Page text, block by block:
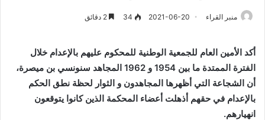
منبر القراء 2021-06-20
34
أكد الأمين العام للجمعية الوطنية للمحكوم عليهم بالإعدام خلال
الفترة الممتدة ما بين 1954 و 1962 المجاهد سنونسي بن ميصرة،
أن الشجاعة التي أظهرها المجاهدون و الثوار لحظة نطق الحكم
بالإعدام في حقهم أذهلت أعضاء المحكمة الذين كانوا يتوقعون
انهيارهم.